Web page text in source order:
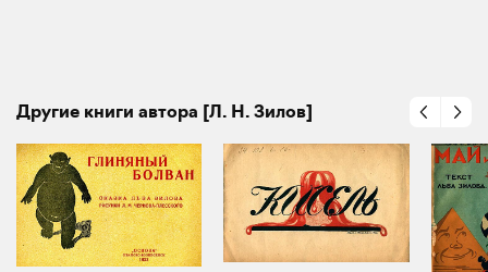
Другие книги автора [Л. Н. Зилов]